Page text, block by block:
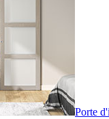
Porte